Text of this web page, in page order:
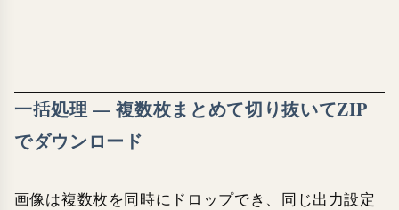
一括処理 — 複数枚まとめて切り抜いてZIP
でダウンロード
画像は複数枚を同時にドロップでき、同じ出力設定